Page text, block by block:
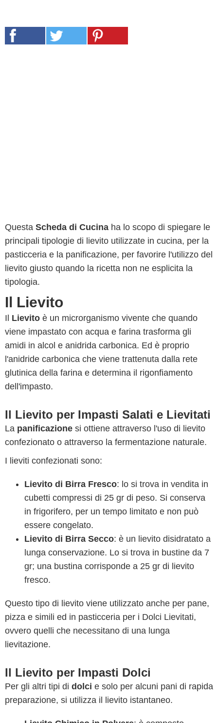
Questa Scheda di Cucina ha lo scopo di spiegare le
principali tipologie di lievito utilizzate in cucina, per la
pasticceria e la panificazione, per favorire l'utilizzo del
lievito giusto quando la ricetta non ne esplicita la
tipologia.
Il Lievito
Il Lievito è un microrganismo vivente che quando
viene impastato con acqua e farina trasforma gli
amidi in alcol e anidrida carbonica. Ed è proprio
l'anidride carbonica che viene trattenuta dalla rete
glutinica della farina e determina il rigonfiamento
dell'impasto.
Il Lievito per Impasti Salati e Lievitati
La panificazione si ottiene attraverso l'uso di lievito
confezionato o attraverso la fermentazione naturale.
I lieviti confezionati sono:
Lievito di Birra Fresco: lo si trova in vendita in
cubetti compressi di 25 gr di peso. Si conserva
in frigorifero, per un tempo limitato e non può
essere congelato.
Lievito di Birra Secco: è un lievito disidratato a
lunga conservazione. Lo si trova in bustine da 7
gr; una bustina corrisponde a 25 gr di lievito
fresco.
Questo tipo di lievito viene utilizzato anche per pane,
pizza e simili ed in pasticceria per i Dolci Lievitati,
ovvero quelli che necessitano di una lunga
lievitazione.
Il Lievito per Impasti Dolci
Per gli altri tipi di dolci e solo per alcuni pani di rapida
preparazione, si utilizza il lievito istantaneo.